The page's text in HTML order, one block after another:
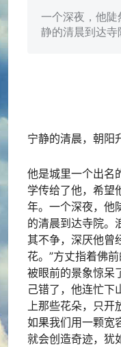
一个深夜，他
静的清晨到达寺
宁静的清晨，朝阳
他是城里一个出名
学传给了他，希望
年。一个深夜，他
的清晨到达寺院。
其不争，深厌他曾
花。”方丈指着佛
被眼前的景象惊呆
己错了，他连忙下
上那些花朵，只开
如果我们用一颗宽
就会创造奇迹，犹